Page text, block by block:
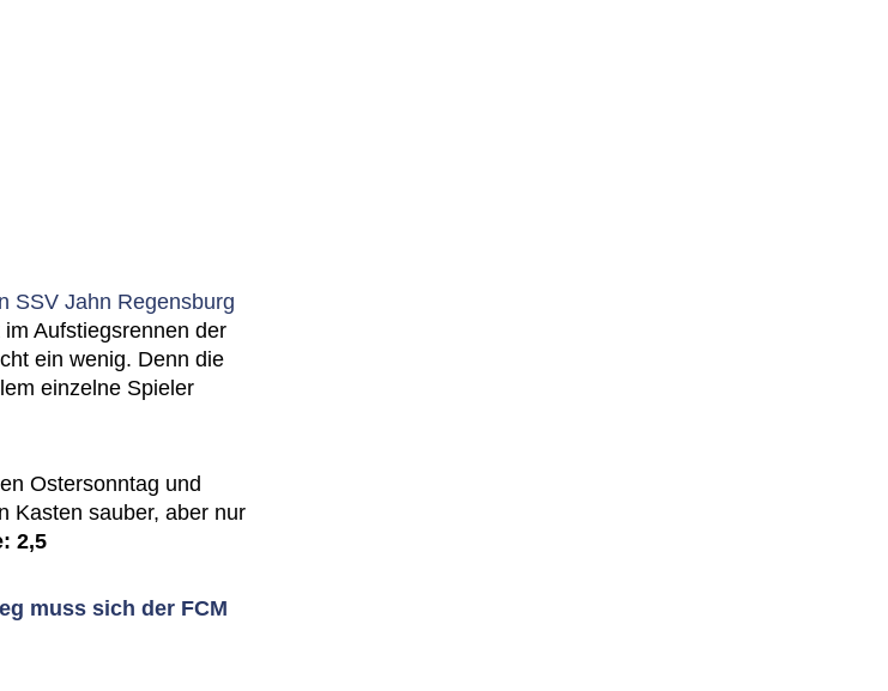
SSV Jahn Regensburg
Aufstiegsrennen der
ein wenig. Denn die
einzelne Spieler
Ostersonntag und
Kasten sauber, aber nur
2,5
muss sich der FCM